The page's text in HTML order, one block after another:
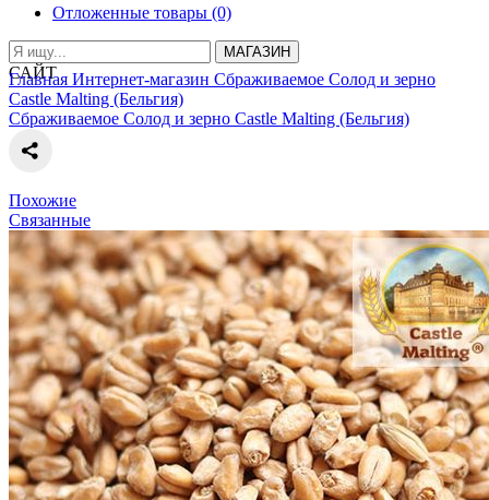
Отложенные товары (0)
МАГАЗИН
САЙТ
Главная Интернет-магазин Сбраживаемое Солод и зерно
Castle Malting (Бельгия)
Сбраживаемое Солод и зерно Castle Malting (Бельгия)
Похожие
Связанные